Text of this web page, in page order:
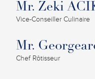
Mr. Zeki
Vice-Conseiller Culinaire
Mr.
Chef Rôtisseur